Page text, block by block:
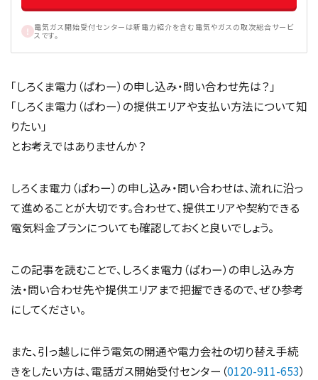
電気ガス開始受付センターは新電力紹介を含む電気やガスの取次総合サービ
スです。
「しろくま電力（ぱわー）の申し込み・問い合わせ先は？」
「しろくま電力（ぱわー）の提供エリアや支払い方法について知
りたい」
とお考えではありませんか？
しろくま電力（ぱわー）の申し込み・問い合わせは、流れに沿っ
て進めることが大切です。合わせて、提供エリアや契約できる
電気料金プランについても確認しておくと良いでしょう。
この記事を読むことで、しろくま電力（ぱわー）の申し込み方
法・問い合わせ先や提供エリアまで把握できるので、ぜひ参考
にしてください。
また、引っ越しに伴う電気の開通や電力会社の切り替え手続
きをしたい方は、電話ガス開始受付センター（0120-911-653）